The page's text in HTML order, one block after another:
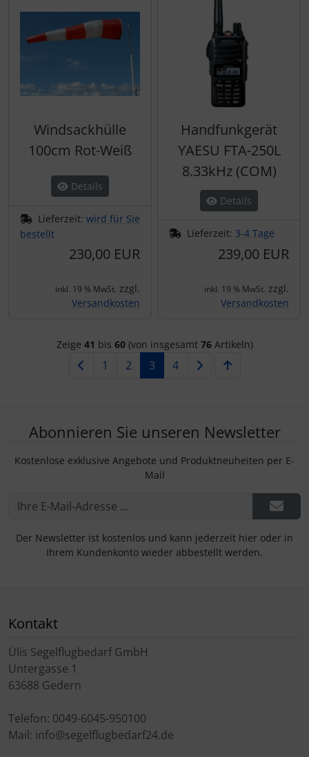
Windsackhülle
100cm Rot-Weiß
Details
Lieferzeit: wird für Sie
bestellt
230,00 EUR
inkl. 19 % MwSt. zzgl.
Versandkosten
Handfunkgerät
YAESU FTA-250L
8.33kHz (COM)
Details
Lieferzeit: 3-4 Tage
239,00 EUR
inkl. 19 % MwSt. zzgl.
Versandkosten
Zeige 41 bis 60(von insgesamt 76Artikeln)
1 2 3 4
Abonnieren Sie unseren Newsletter
Kostenlose exklusive Angebote und Produktneuheiten per E-
Mail
Der Newsletter ist kostenlos und kann jederzeit hier oder in
Ihrem Kundenkonto wieder abbestellt werden.
Kontakt
Ülis Segelflugbedarf GmbH
Untergasse 1
63688 Gedern
Telefon: 0049-6045-950100
Mail: info@segelflugbedarf24.de